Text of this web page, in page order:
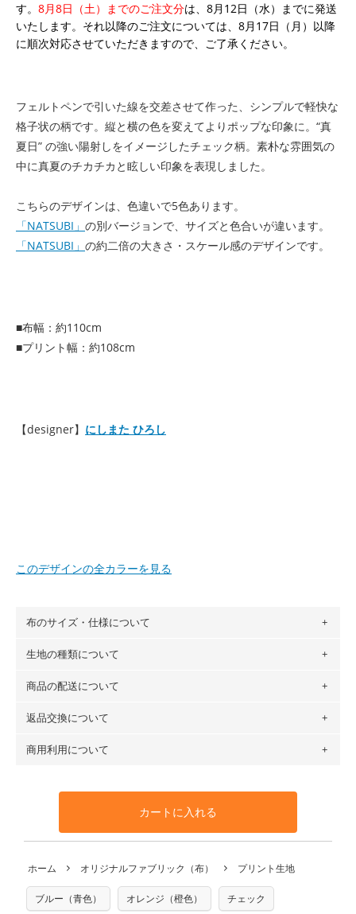
す。 8月8日（土）までのご注文分は、8月12日（水）までに発送
いたします。それ以降のご注文については、8月17日（月）以降
に順次対応させていただきますので、ご了承ください。
フェルトペンで引いた線を交差させて作った、シンプルで軽快な
格子状の柄です。縦と横の色を変えてよりポップな印象に。“真
夏日” の強い陽射しをイメージしたチェック柄。素朴な雰囲気の
中に真夏のチカチカと眩しい印象を表現しました。
こちらのデザインは、色違いで5色あります。
「NATSUBI」 の別バージョンで、サイズと色合いが違います。
「NATSUBI」 の約二倍の大きさ・スケール感のデザインです。
■布幅：約110cm
■プリント幅：約108cm
【designer】 にしまた ひろし
このデザインの全カラーを見る
布のサイズ・仕様について
布の長さは50cm単位での販売になります。
場合 → 購入数量「7」
※カットを希望の方は備考欄に「50cmずつカット希望」など
ご記載ください（50cm単位でのカットのみ）
プリント布の仕様についてもっと詳しく見る
生地の種類について
・現在、すべてのデザインのプリントに使用している生地は
ットン（ダブルガーゼ）・100％コットン（ローン）・コッ
トンリネン（ビエラ織）・100％コットン（ツイル）・
100％コットン（キャンバス・11号帆布）です。
生地見本サンプル（無料）を購入する
商品の配送について
・ネコポスでの配送は、布は2mまで型紙は2個までとなりま
も送料の表示が600円となり宅急便での配送となります。
となります。
※万が一、検品時に不備が見つかった場合は、4～5営業日後
※土日祝は営業日に含まれません。
※配送日のご指定は承れません。出来上がり次第、順次発送
返品交換について
・布はご注文後に注文数量のみをプリントするため、
購入後
や用尺をお間違えのないようお願いします。思っていた色味
と違う、などの理由での返品は承れません。予めご了承くだ
商用利用について
利用いただけます。「nunocoto fabric使用」といった記載
も不要です。（製品化した際に起こる全ての問題、クレーム
いませんのでご了承ください）
※有料型紙（ホームソーイング型紙シリーズ）および柄がえ
らべるキットに付属された型紙は商用利用できませんのでご
カートに入れる
ホーム オリジナルファブリック（布） プリント生地
ブルー（青色） オレンジ（橙色） チェック